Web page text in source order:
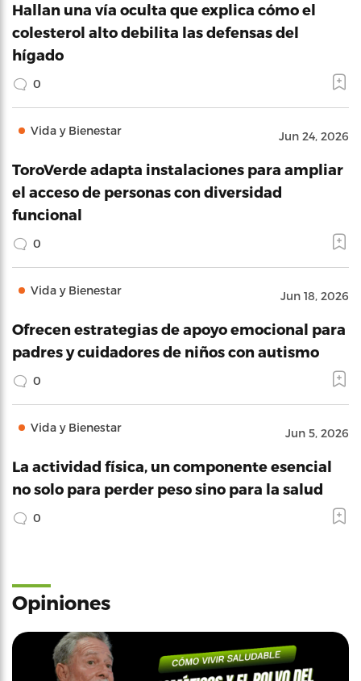
Hallan una vía oculta que explica cómo el
colesterol alto debilita las defensas del
hígado
0
Vida y Bienestar Jun 24, 2026
ToroVerde adapta instalaciones para ampliar
el acceso de personas con diversidad
funcional
0
Vida y Bienestar Jun 18, 2026
Ofrecen estrategias de apoyo emocional para
padres y cuidadores de niños con autismo
0
Vida y Bienestar Jun 5, 2026
La actividad física, un componente esencial
no solo para perder peso sino para la salud
0
Opiniones